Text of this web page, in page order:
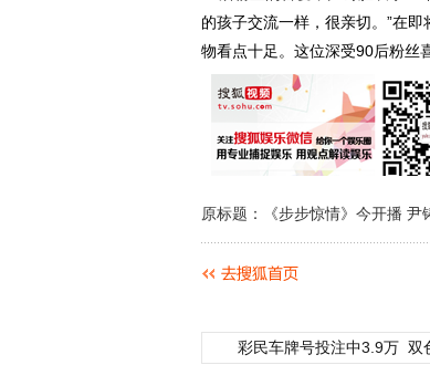
的孩子交流一样，很亲切。”在
物看点十足。这位深受90后粉丝
原标题：《步步惊情》今开播 尹
彩民车牌号投注中3.9万 双